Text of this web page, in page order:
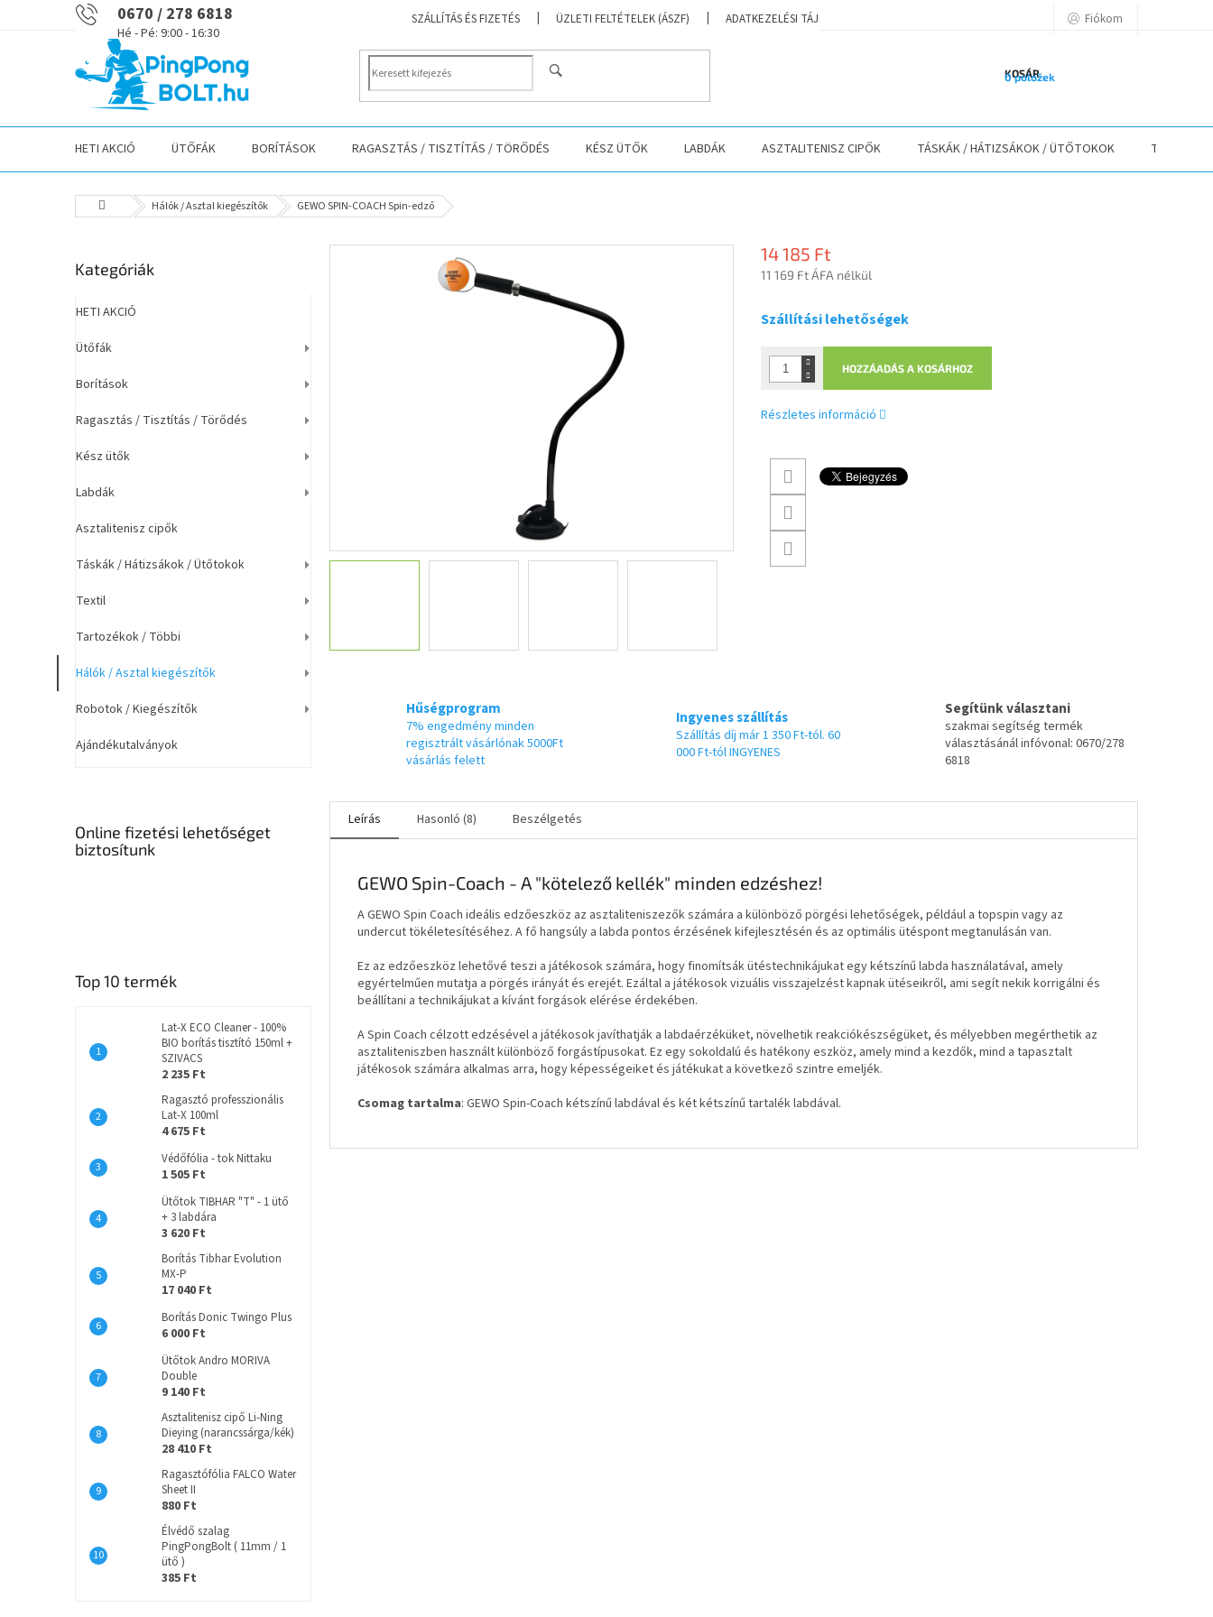
0670 / 278 6818 SZÁLLÍTÁS ÉS FIZETÉS ÜZLETI FELTÉTELEK (ÁSZF) ADATKEZELÉSI TÁJÉKOZTATÓ ELÉRHETŐSÉGEK
Fiókom
KOSÁR
0 položek
HETI AKCIÓ ÜTŐFÁK BORÍTÁSOK RAGASZTÁS / TISZTÍTÁS / TÖRŐDÉS KÉSZ ÜTŐK LABDÁK ASZTALITENISZ CIPŐK TÁSKÁK / HÁTIZSÁKOK / ÜTŐTOKOK TEXTIL
KezdőlapHálók / Asztal kiegészítők GEWO SPIN-COACH Spin-edző
l
a
s
p
a
e
Kategóriák
Kategóriák
HETI AKCIÓ
Ütőfák
Borítások
Ragasztás / Tisztítás / Törődés
Kész ütők
Labdák
Asztalitenisz cipők
Táskák / Hátizsákok / Ütőtokok
Textil
Tartozékok / Többi
Hálók / Asztal kiegészítők
Robotok / Kiegészítők
Ajándékutalványok
Online fizetési lehetőséget
biztosítunk
Top 10 termék
Lat-X ECO Cleaner - 100%
BIO borítás tisztító 150ml +
SZIVACS
2 235 Ft
Ragasztó professzionális
Lat-X 100ml
4 675 Ft
Védőfólia - tok Nittaku
1 505 Ft
Ütőtok TIBHAR "T" - 1 ütő
+ 3 labdára
3 620 Ft
Borítás Tibhar Evolution
MX-P
17 040 Ft
Borítás Donic Twingo Plus
6 000 Ft
Ütőtok Andro MORIVA
Double
9 140 Ft
Asztalitenisz cipő Li-Ning
Dieying (narancssárga/kék)
28 410 Ft
Ragasztófólia FALCO Water
Sheet II
880 Ft
Élvédő szalag
PingPongBolt ( 11mm / 1
ütő )
385 Ft
14 185 Ft
11 169 Ft ÁFA nélkül
Szállítási lehetőségek
HOZZÁADÁS A KOSÁRHOZ
Részletes információ
Hűségprogram
7% engedmény minden
regisztrált vásárlónak 5000Ft
vásárlás felett
Ingyenes szállítás
Szállítás díj már 1 350 Ft-tól. 60
000 Ft-tól INGYENES
Segítünk választani
szakmai segítség termék
választásánál infóvonal: 0670/278
6818
Leírás Hasonló (8) Beszélgetés
GEWO Spin-Coach - A "kötelező kellék" minden edzéshez!
A GEWO Spin Coach ideális edzőeszköz az asztaliteniszezők számára a különböző pörgési lehetőségek, például a topspin vagy az
undercut tökéletesítéséhez. A fő hangsúly a labda pontos érzésének kifejlesztésén és az optimális ütéspont megtanulásán van.
Ez az edzőeszköz lehetővé teszi a játékosok számára, hogy finomítsák ütéstechnikájukat egy kétszínű labda használatával, amely
egyértelműen mutatja a pörgés irányát és erejét. Ezáltal a játékosok vizuális visszajelzést kapnak ütéseikről, ami segít nekik korrigálni és
beállítani a technikájukat a kívánt forgások elérése érdekében.
A Spin Coach célzott edzésével a játékosok javíthatják a labdaérzéküket, növelhetik reakciókészségüket, és mélyebben megérthetik az
asztaliteniszben használt különböző forgástípusokat. Ez egy sokoldalú és hatékony eszköz, amely mind a kezdők, mind a tapasztalt
játékosok számára alkalmas arra, hogy képességeiket és játékukat a következő szintre emeljék.
Csomag tartalma: GEWO Spin-Coach kétszínű labdával és két kétszínű tartalék labdával.